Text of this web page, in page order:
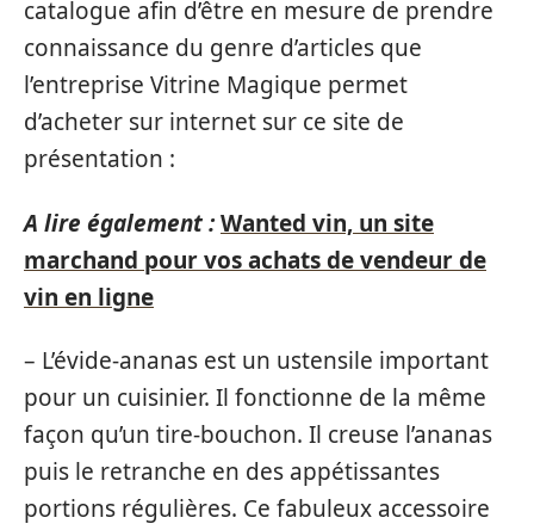
catalogue afin d’être en mesure de prendre
connaissance du genre d’articles que
l’entreprise Vitrine Magique permet
d’acheter sur internet sur ce site de
présentation :
A lire également :Wanted vin, un site
marchand pour vos achats de vendeur de
vin en ligne
– L’évide-ananas est un ustensile important
pour un cuisinier. Il fonctionne de la même
façon qu’un tire-bouchon. Il creuse l’ananas
puis le retranche en des appétissantes
portions régulières. Ce fabuleux accessoire